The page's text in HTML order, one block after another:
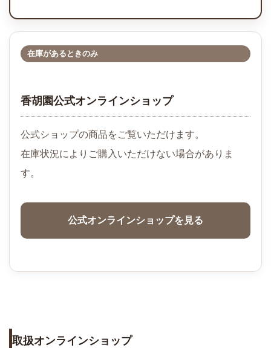
在庫があるときのみ
香胡園公式オンラインショップ
公式ショップの商品をご覧いただけます。
在庫状況によりご購入いただけない場合がありま
す。
公式オンラインショップを見る
取扱オンラインショップ